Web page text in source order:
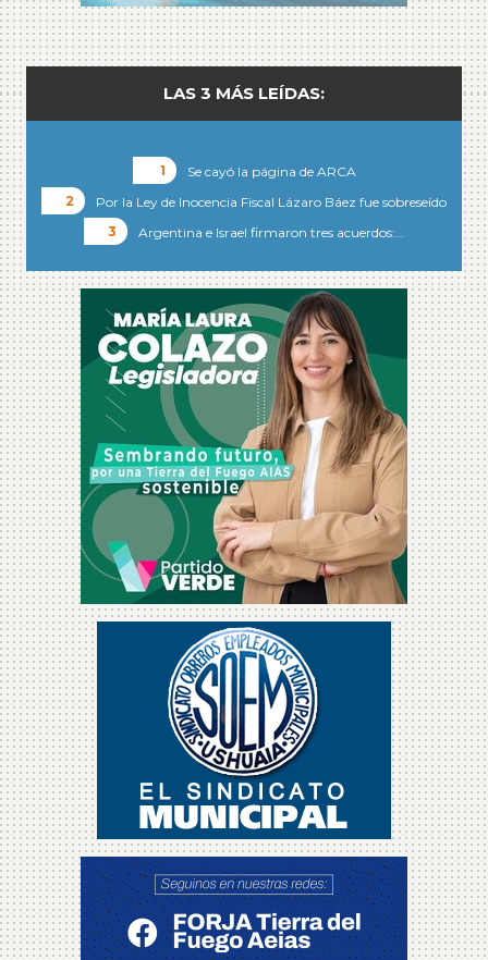
LAS 3 MÁS LEÍDAS:
Se cayó la página de ARCA
Por la Ley de Inocencia Fiscal Lázaro Báez fue sobreseído
Argentina e Israel firmaron tres acuerdos:…